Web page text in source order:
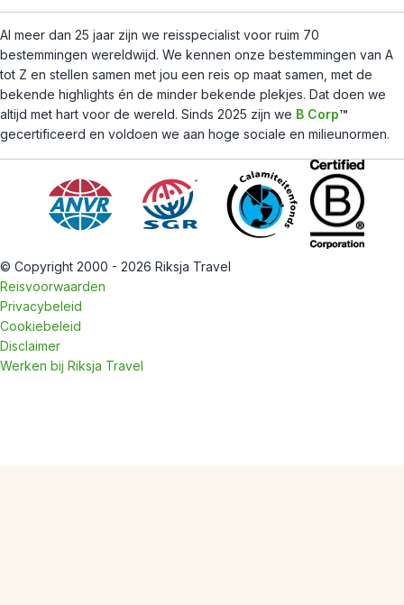
Al meer dan 25 jaar zijn we reisspecialist voor ruim 70
bestemmingen wereldwijd. We kennen onze bestemmingen van A
tot Z en stellen samen met jou een reis op maat samen, met de
bekende highlights én de minder bekende plekjes. Dat doen we
altijd met hart voor de wereld. Sinds 2025 zijn we B Corp™
gecertificeerd en voldoen we aan hoge sociale en milieunormen.
© Copyright 2000 - 2026 Riksja Travel
Reisvoorwaarden
Privacybeleid
Cookiebeleid
Disclaimer
Werken bij Riksja Travel